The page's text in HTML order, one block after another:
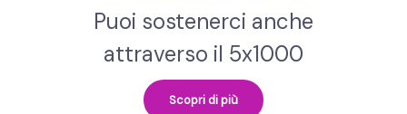
Puoi sostenerci anche
attraverso il 5x1000
Scopri di più